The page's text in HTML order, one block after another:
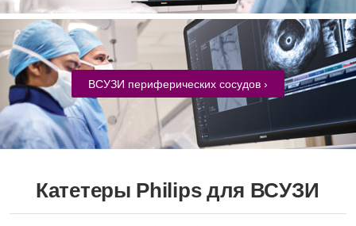
ВСУЗИ периферических сосудов ›
Катетеры Philips для ВСУЗИ